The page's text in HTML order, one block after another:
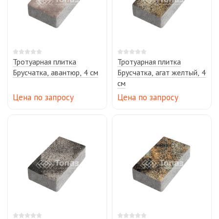
Тротуарная плитка
Брусчатка, авантюр, 4 см
Цена по запросу
Тротуарная плитка
Брусчатка, агат желтый, 4
см
Цена по запросу